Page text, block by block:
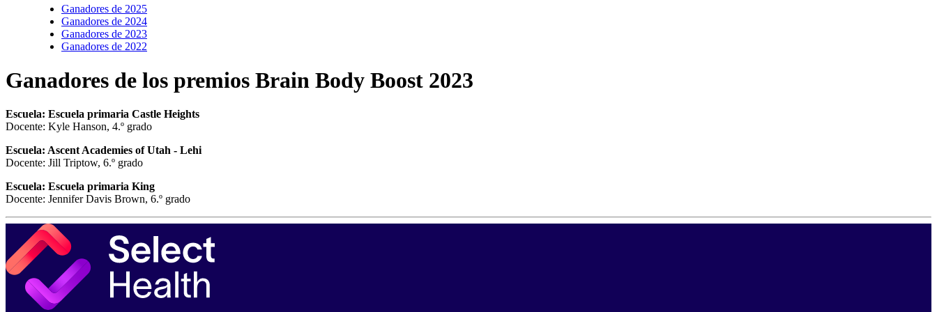
Ganadores de 2025
Ganadores de 2024
Ganadores de 2023
Ganadores de 2022
Ganadores de los premios Brain Body Boost 2023
Escuela: Escuela primaria Castle Heights
Docente: Kyle Hanson, 4.º grado
Escuela: Ascent Academies of Utah - Lehi
Docente: Jill Triptow, 6.º grado
Escuela: Escuela primaria King
Docente: Jennifer Davis Brown, 6.º grado